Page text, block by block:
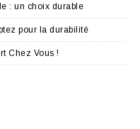
: un choix durable
pour la durabilité
Chez Vous !